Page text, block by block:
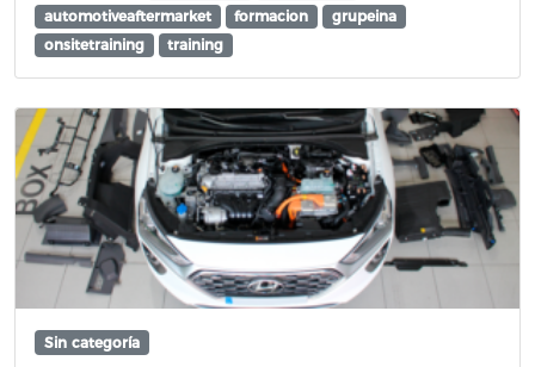
automotiveaftermarket
formacion
grupeina
onsitetraining
training
Sin categoría